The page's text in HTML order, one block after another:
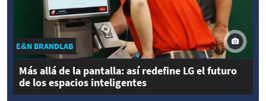
E&N BRANDLAB
Más allá de la pantalla: así redefine LG el futuro
de los espacios inteligentes